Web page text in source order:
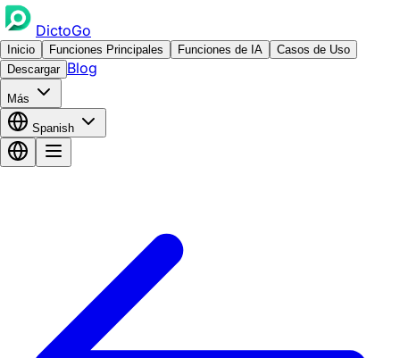
DictoGo
Inicio Funciones Principales Funciones de IA
Casos de Uso
Descargar Blog
Más
Spanish